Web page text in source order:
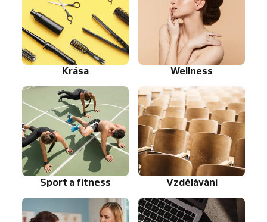
Krása Wellness
Sport a fitness Vzdělávání